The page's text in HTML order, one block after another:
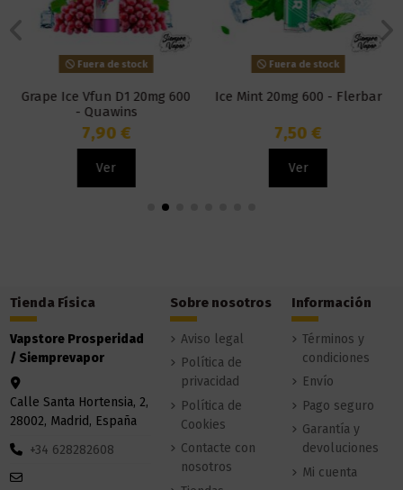
Fuera de stock
Grape Ice Vfun D1 20mg 600
- Quawins
7,90 €
Ver
Fuera de stock
Ice Mint 20mg 600 - Flerbar
7,50 €
Ver
Tienda Física
Vapstore Prosperidad
/ Siemprevapor
Calle Santa Hortensia, 2,
28002, Madrid, España
+34 628282608
Sobre nosotros
Aviso legal
Política de
privacidad
Política de
Cookies
Contacte con
nosotros
Información
Términos y
condiciones
Envío
Pago seguro
Garantía y
devoluciones
Mi cuenta